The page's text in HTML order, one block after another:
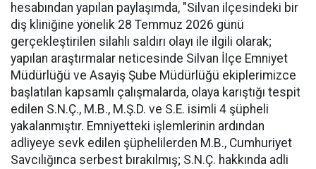
hesabından yapılan paylaşımda, "Silvan ilçesindeki bir
diş kliniğine yönelik 28 Temmuz 2026 günü
gerçekleştirilen silahlı saldırı olayı ile ilgili olarak;
yapılan araştırmalar neticesinde Silvan İlçe Emniyet
Müdürlüğü ve Asayiş Şube Müdürlüğü ekiplerimizce
başlatılan kapsamlı çalışmalarda, olaya karıştığı tespit
edilen S.N.Ç., M.B., M.Ş.D. ve S.E. isimli 4 şüpheli
yakalanmıştır. Emniyetteki işlemlerinin ardından
adliyeye sevk edilen şüphelilerden M.B., Cumhuriyet
Savcılığınca serbest bırakılmış; S.N.Ç. hakkında adli